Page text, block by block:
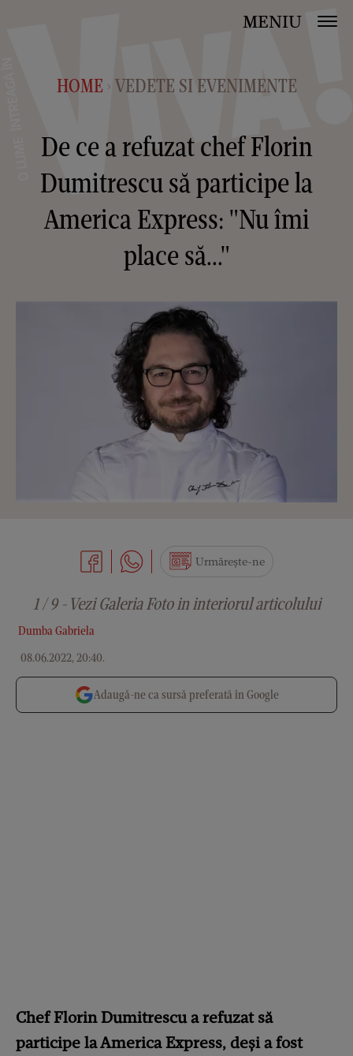
MENIU
HOME > VEDETE SI EVENIMENTE
De ce a refuzat chef Florin
Dumitrescu să participe la
America Express: "Nu îmi
place să..."
Dumba Gabriela
08.06.2022, 20:40.
Urmărește-ne
1 / 9 - Vezi Galeria Foto in interiorul articolului
Adaugă-ne ca sursă preferată în Google
Chef Florin Dumitrescu a refuzat să
participe la America Express, deși a fost